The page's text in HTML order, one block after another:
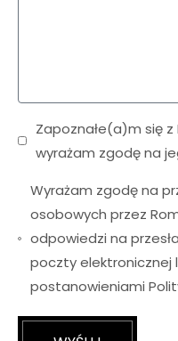
Zapoznałe(a)m się
wyrażam zgodę na
Wyrażam zgodę na
osobowych przez
odpowiedzi na
poczty elektronicznej
postanowieniami